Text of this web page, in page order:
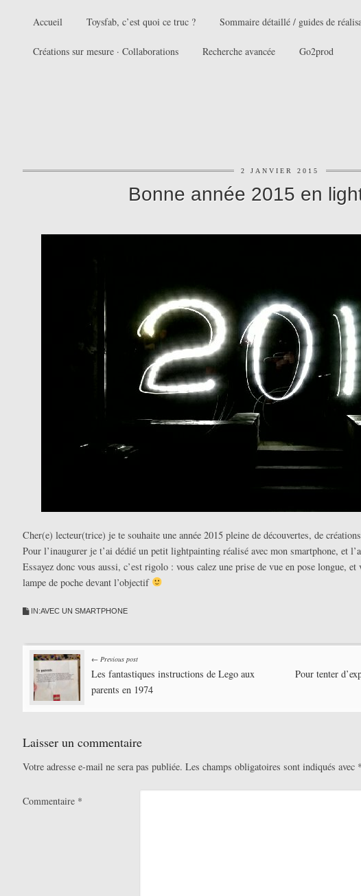
Accueil Toysfab, c’est quoi ce truc ? Sommaire détaillé / guides de
Créations sur mesure · Collaborations Recherche avancée Go2prod
2 JANVIER 2015
Bonne année 2015 en
Cher(e) lecteur(trice) je te souhaite une année 2015 pleine de découvertes, de
Pour l’inaugurer je t’ai dédié un petit lightpainting réalisé avec mon smartphone, et l’
Essayez donc vous aussi, c’est rigolo : vous calez une prise de vue en pose longue, et
lampe de poche devant l’objectif
IN:AVEC UN SMARTPHONE
Post
navigation
← Previous post
Les fantastiques instructions de Lego aux
parents en 1974
Pour tenter
Laisser un commentaire
Votre adresse e-mail ne sera pas publiée. Les champs obligatoires sont indiqués avec *
Commentaire *